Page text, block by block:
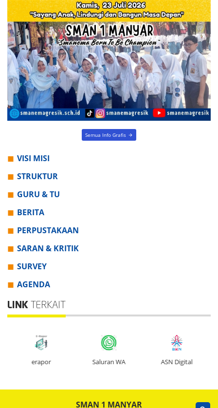
Semua Info Grafis
VISI MISI
STRUKTUR
GURU & TU
BERITA
PERPUSTAKAAN
SARAN & KRITIK
SURVEY
AGENDA
LINK TERKAIT
erapor Saluran WA ASN Digital
SMAN 1 MANYAR